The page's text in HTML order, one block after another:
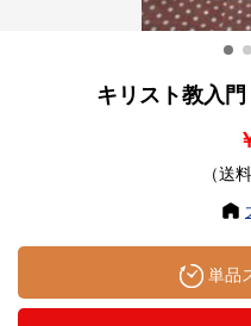
キリスト教入
（送
単品